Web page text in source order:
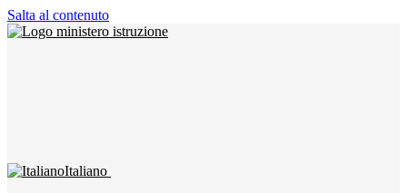
Salta al contenuto
Italiano